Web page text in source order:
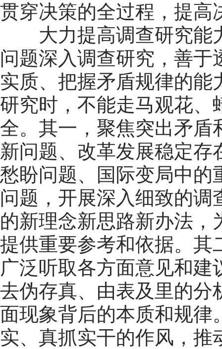
贯穿决策的全过程，提高
大力提高调查研究能
问题深入调查研究，善
实质、把握矛盾规律的能
研究时，不能走马观花、
全。其一，聚焦突出矛盾
新问题、改革发展稳定
愁盼问题、国际变局中的
问题，开展深入细致的
的新理念新思路新办法
提供重要参考和依据。其
广泛听取各方面意见和
去伪存真、由表及里的分
面现象背后的本质和规律
实、真抓实干的作风，